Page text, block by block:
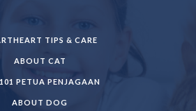
TIPS & CARE
ABOUT CAT
PETUA PENJAGAAN
ABOUT DOG